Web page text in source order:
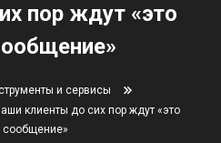
пор ждут «это
и сервисы
клиенты до сих пор ждут «это
сообщение»